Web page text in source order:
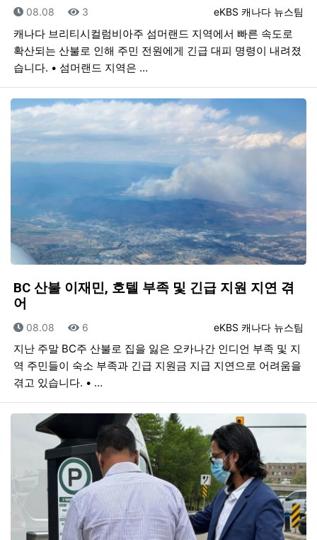
등록자
eKBS 캐나다 뉴스팀
등록일
08.08 조회
3
캐나다 브리티시컬럼비아주 섬머랜드 지역에서 빠른 속도로
확산되는 산불로 인해 주민 전원에게 긴급 대피 명령이 내려졌
습니다. • 섬머랜드 지역은 …
BC 산불 이재민, 호텔 부족 및 긴급 지원 지연 겪
어
등록자
eKBS 캐나다 뉴스팀
등록일
08.08 조회
6
지난 주말 BC주 산불로 집을 잃은 오카나간 인디언 부족 및 지
역 주민들이 숙소 부족과 긴급 지원금 지급 지연으로 어려움을
겪고 있습니다. • …